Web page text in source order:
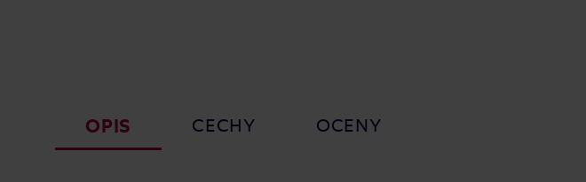
OPIS CECHY OCENY